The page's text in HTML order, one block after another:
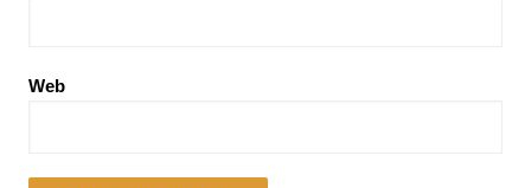
Web